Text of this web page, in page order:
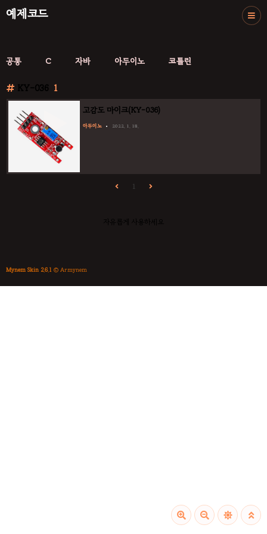
예제코드
공통 C 자바 아두이노 코틀린
KY-036 1
고감도 마이크(KY-036)
아두이노 2022. 1. 18.
1
자유롭게 사용하세요
Mynem Skin 2.6.1 © Armynem